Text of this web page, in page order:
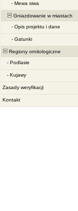
- Mewa siwa
Gniazdowanie w miastach
- Opis projektu i dane
- Gatunki
Regiony ornitologiczne
- Podlasie
- Kujawy
Zasady weryfikacji
Kontakt